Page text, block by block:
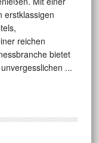
erstklassigen
reichen
bietet
...